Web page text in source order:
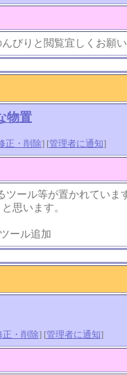
びりと閲覧宜しくお願
物置
正・削除] [管理者に通知]
ツール等が置かれていま
思います。
ール追加
正・削除] [管理者に通知]